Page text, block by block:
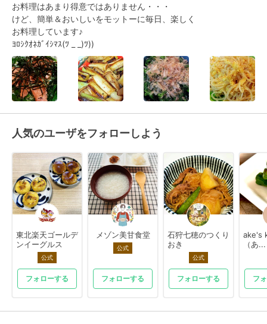
お料理はあまり得意ではありません・・・
けど、簡単＆おいしいをモットーに毎日、楽しく
お料理しています♪
ﾖﾛｼｸｵﾈｶﾞｲｼﾏｽ(ﾂ _ _)ﾂ))
人気のユーザをフォローしよう
東北楽天ゴールデ
ンイーグルス
公式
フォローする
メゾン美甘食堂
公式
フォローする
石狩七穂のつくり
おき
公式
フォローする
ake's
（あ...
フ